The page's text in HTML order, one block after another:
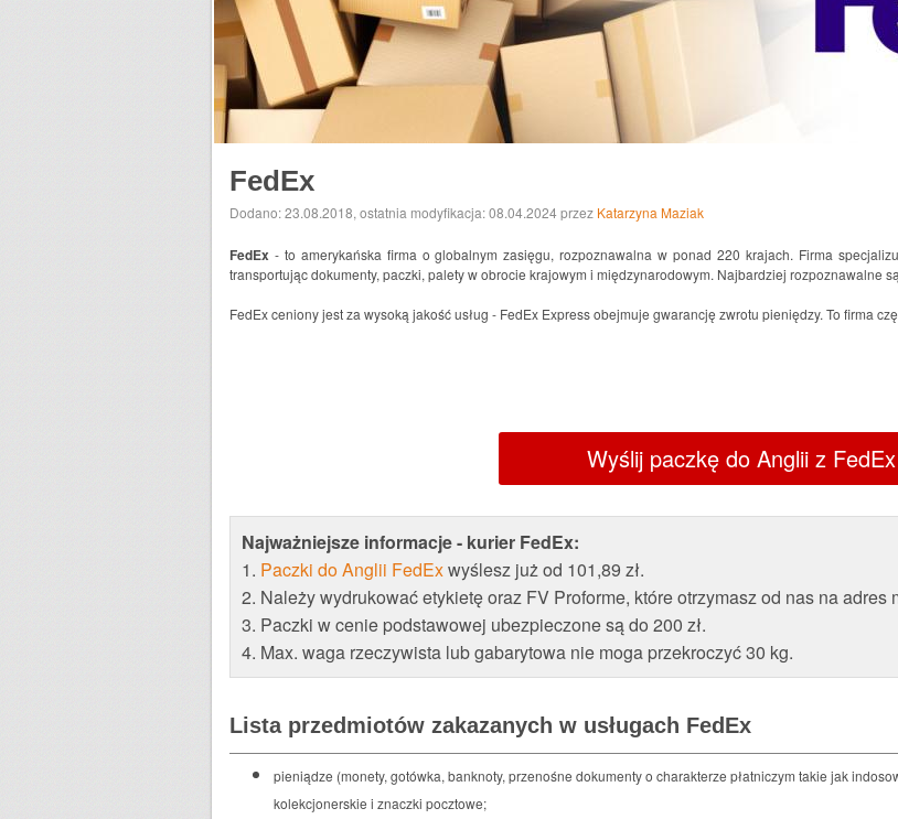
FedEx
Dodano: 23.08.2018, ostatnia modyfikacja: 08.04.2024przez Katarzyna Maziak
FedEx - to amerykańska firma o globalnym zasięgu, rozpoznawalna w ponad 220 krajach. Firma
transportując dokumenty, paczki, palety w obrocie krajowym i międzynarodowym. Najbardziej rozpoznawalne
FedEx ceniony jest za wysoką jakość usług - FedEx Express obejmuje gwarancję zwrotu pieniędzy. To firma
Wyślij paczkę do Anglii z FedEx
Najważniejsze informacje - kurier FedEx:
1. Paczki do Anglii FedExwyślesz już od 101,89 zł.
2. Należy wydrukować etykietę oraz FV Proforme, które otrzymasz od nas na adres
3. Paczki w cenie podstawowej ubezpieczone są do 200 zł.
4. Max. waga rzeczywista lub gabarytowa nie moga przekroczyć 30 kg.
Lista przedmiotów zakazanych w usługach FedEx
pieniądze (monety, gotówka, banknoty, przenośne dokumenty o charakterze płatniczym takie jak
kolekcjonerskie i znaczki pocztowe;